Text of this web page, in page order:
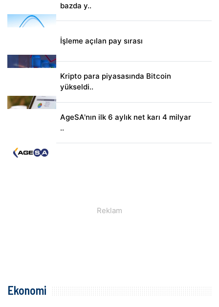
bazda y..
İşleme açılan pay sırası
Kripto para piyasasında Bitcoin
yükseldi..
AgeSA'nın ilk 6 aylık net karı 4 milyar
..
Ekonomi